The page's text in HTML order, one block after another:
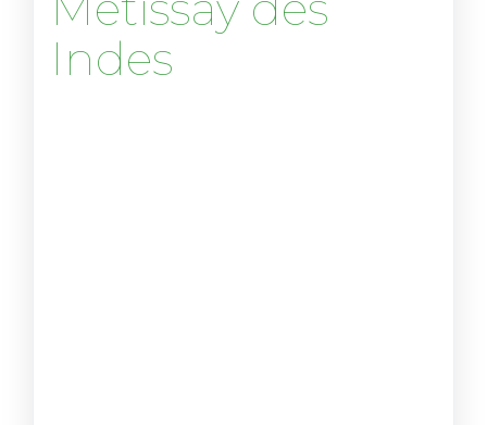
Indes